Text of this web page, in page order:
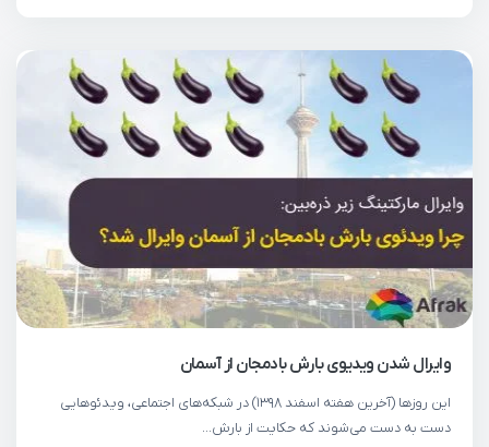
وایرال شدن ویدیوی بارش بادمجان از آسمان
این روزها (آخرین هفته اسفند ۱۳۹۸) در شبکه‌های اجتماعی، ویدئوهایی
دست به دست می‌شوند که حکایت از بارش…